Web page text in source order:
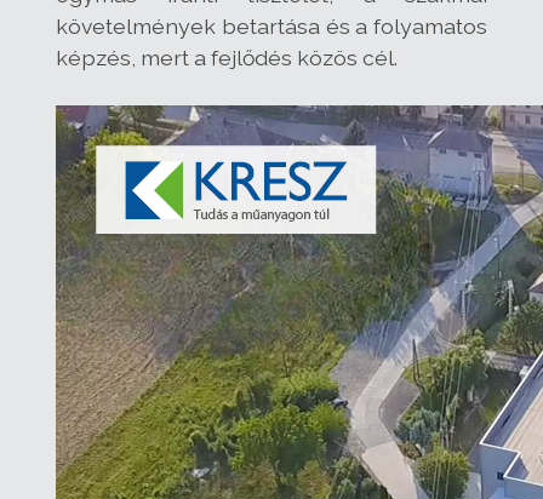
követelmények betartása és a folyamatos
képzés, mert a fejlődés közös cél.